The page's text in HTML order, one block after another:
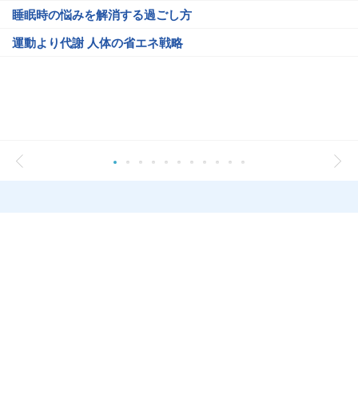
睡眠時の悩みを解消する過ごし方
運動より代謝 人体の省エネ戦略